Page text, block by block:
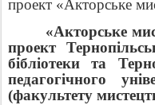
проект «Акторське
«Акторське
проект
бібліотеки та
педагогічного
(факультету